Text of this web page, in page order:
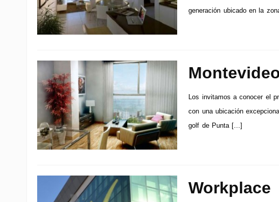
generación ubicado en la
Los invitamos a conocer el
con una ubicación
golf de Punta […]
Workplace